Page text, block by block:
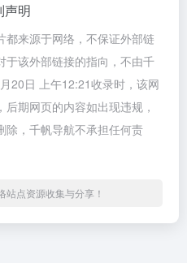
声明
都来源于网络，不保证外部链
于该外部链接的指向，不由千
20日 上午12:21收录时，该网
期网页的内容如出现违规，
除，千帆导航不承担任何责
点资源收集与分享！